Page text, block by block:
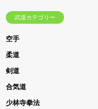
武道カテゴリー
空手
柔道
剣道
合気道
少林寺拳法